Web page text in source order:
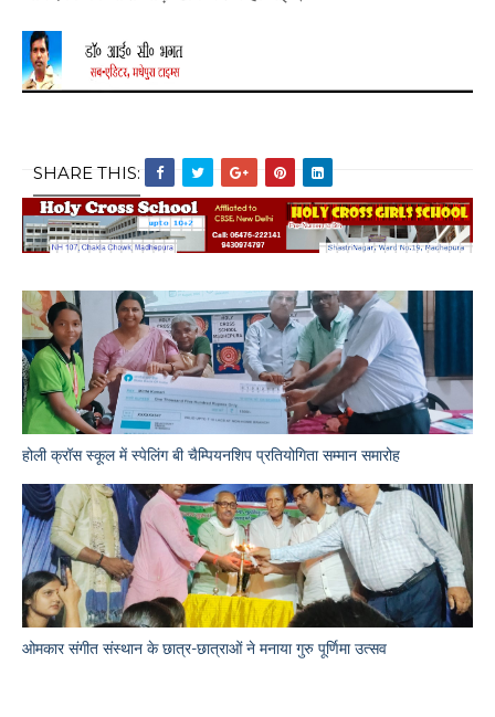
SHARE THIS:
होली क्रॉस स्कूल में स्पेलिंग बी चैम्पियनशिप प्रतियोगिता सम्मान समारोह
ओमकार संगीत संस्थान के छात्र-छात्राओं ने मनाया गुरु पूर्णिमा उत्सव